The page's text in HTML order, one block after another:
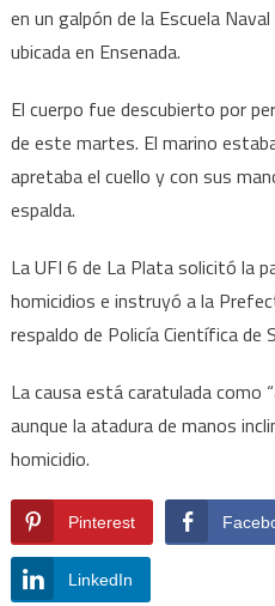
en un galpón de la Escuela
ubicada en Ensenada.
El cuerpo fue descubierto por
de este martes. El marino
apretaba el cuello y con sus
espalda.
La UFI 6 de La Plata solicitó la
homicidios e instruyó a la
respaldo de Policía Científica de
La causa está caratulada como
aunque la atadura de manos
homicidio.
Pinterest
LinkedIn